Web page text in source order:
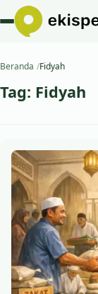
Beranda Fidyah
Tag: Fidyah